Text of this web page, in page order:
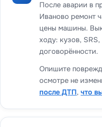
После аварии в
Иваново ремонт
цены машины.
ходу: кузов,
договорённости.
Опишите
осмотре не
после ДТП, что